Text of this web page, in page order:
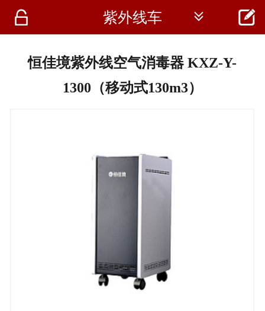
 首页
 紫外线车  
恒佳境紫外线空气消毒器 KXZ-Y-
1300（移动式130m3）